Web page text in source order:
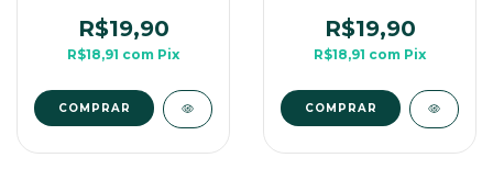
Mesa
R$19,90
R$18,91 com Pix
COMPRAR
Mesa
R$19,90
R$18,91 com Pix
COMPRAR